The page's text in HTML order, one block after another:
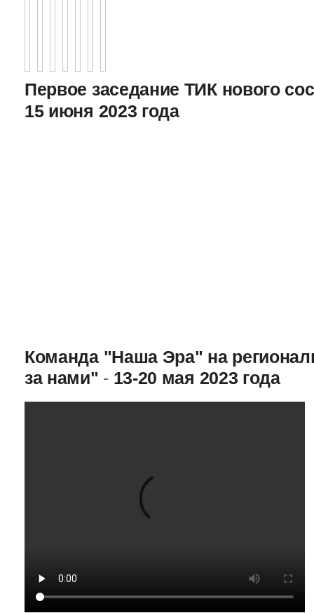
Первое заседание ТИК нового
15 июня 2023 года
Команда "Наша Эра" на
за нами" - 13-20 мая 2023 года